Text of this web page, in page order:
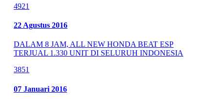
4921
22 Agustus 2016
DALAM 8 JAM, ALL NEW HONDA BEAT ESP
TERJUAL 1.330 UNIT DI SELURUH INDONESIA
3851
07 Januari 2016